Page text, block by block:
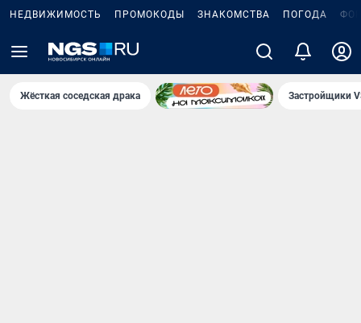
НЕДВИЖИМОСТЬ ПРОМОКОДЫ ЗНАКОМСТВА ПОГОДА
Жёсткая соседская драка Застройщики